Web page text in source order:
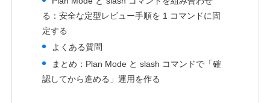
る：安全な定型レビュー手順を 1 コマンドに固
定する
よくある質問
まとめ：Plan Mode と slash コマンドで「確
認してから進める」運用を作る